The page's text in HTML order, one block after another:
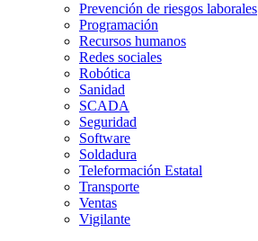
Prevención de riesgos laborales
Programación
Recursos humanos
Redes sociales
Robótica
Sanidad
SCADA
Seguridad
Software
Soldadura
Teleformación Estatal
Transporte
Ventas
Vigilante